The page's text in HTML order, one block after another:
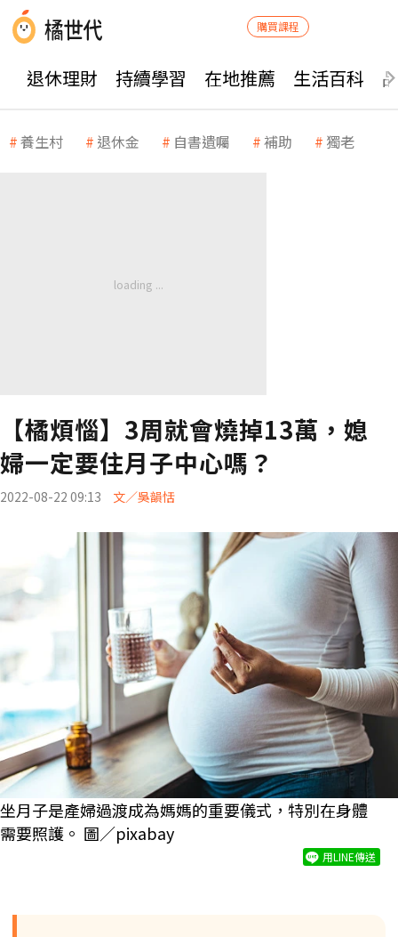
購買課程
退休理財 持續學習 在地推薦 生活百科
養生村 退休金 自書遺囑 補助 獨老
【橘煩惱】3周就會燒掉13萬，媳
婦一定要住月子中心嗎？
2022-08-22 09:13 文／吳韻恬
坐月子是產婦過渡成為媽媽的重要儀式，特別在身體
需要照護。 圖／pixabay
用LINE傳送